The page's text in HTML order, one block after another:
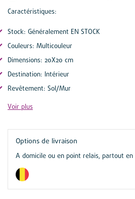
Caractéristiques:
Stock: Généralement EN STOCK
Couleurs: Multicouleur
Dimensions: 20X20 cm
Destination: Intérieur
Revêtement: Sol/Mur
Voir plus
Options de livraison
A domicile ou en point relais, partout en